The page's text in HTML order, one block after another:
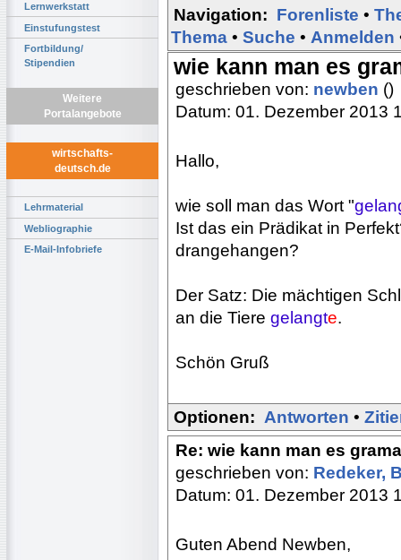
Lernwerkstatt
Einstufungstest
Fortbildung/
Stipendien
Weitere
Portalangebote
wirtschafts-
deutsch.de
Lehrmaterial
Webliographie
E-Mail-Infobriefe
Navigation: Forenliste •
Thema • Suche • Anmelden
wie kann man es
geschrieben von: newben ()
Datum: 01. Dezember 2013
Hallo,
wie soll man das Wort "
Ist das ein Prädikat in
drangehangen?
Der Satz: Die mächtigen
an die Tiere gelangte.
Schön Gruß
Optionen: Antworten •
Re: wie kann man es
geschrieben von: Redeker,
Datum: 01. Dezember 2013
Guten Abend Newben,